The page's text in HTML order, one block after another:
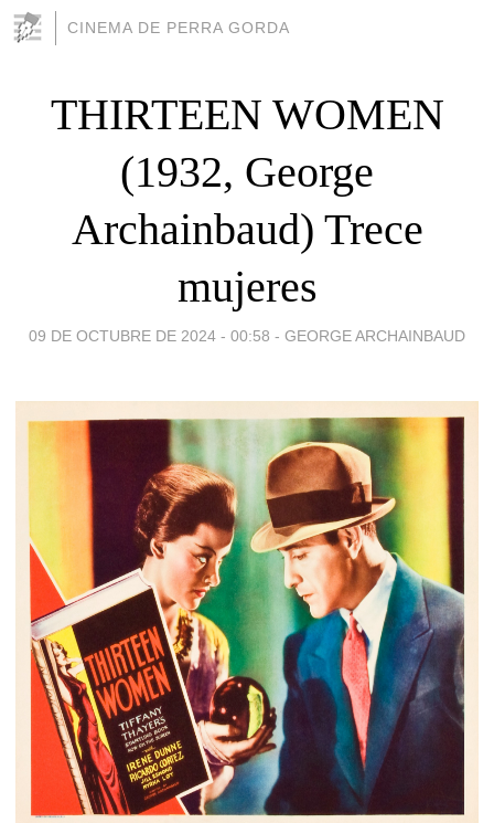
CINEMA DE PERRA GORDA
THIRTEEN WOMEN
(1932, George
Archainbaud) Trece
mujeres
09 DE OCTUBRE DE 2024 - 00:58 - GEORGE ARCHAINBAUD